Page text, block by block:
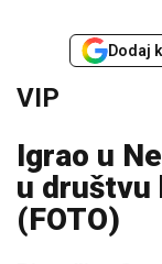
Dodaj
VIP
Igrao u
u društvu
(FOTO)